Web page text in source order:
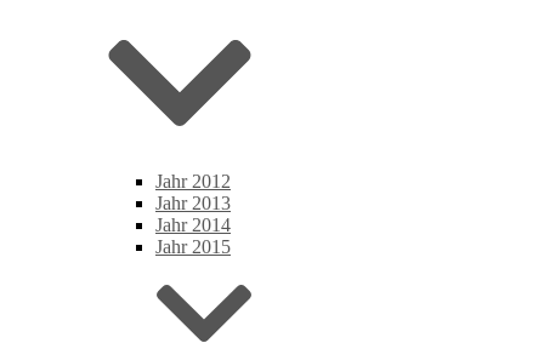
Jahr 2012
Jahr 2013
Jahr 2014
Jahr 2015